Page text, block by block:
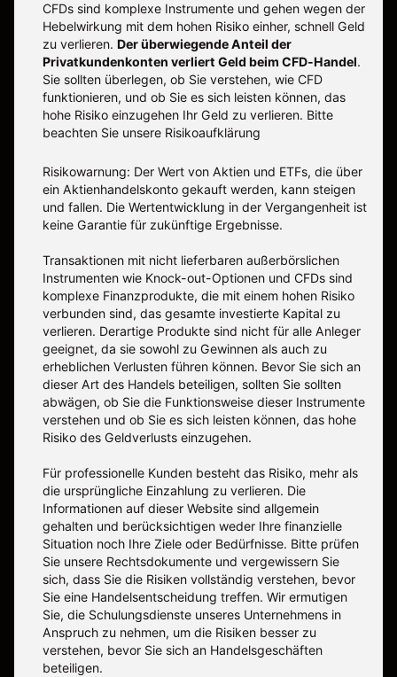
CFDs sind komplexe Instrumente und gehen wegen der
Hebelwirkung mit dem hohen Risiko einher, schnell Geld
zu verlieren. Der überwiegende Anteil der
Privatkundenkonten verliert Geld beim CFD-Handel.
Sie sollten überlegen, ob Sie verstehen, wie CFD
funktionieren, und ob Sie es sich leisten können, das
hohe Risiko einzugehen Ihr Geld zu verlieren. Bitte
beachten Sie unsere Risikoaufklärung
Risikowarnung: Der Wert von Aktien und ETFs, die über
ein Aktienhandelskonto gekauft werden, kann steigen
und fallen. Die Wertentwicklung in der Vergangenheit ist
keine Garantie für zukünftige Ergebnisse.
Transaktionen mit nicht lieferbaren außerbörslichen
Instrumenten wie Knock-out-Optionen und CFDs sind
komplexe Finanzprodukte, die mit einem hohen Risiko
verbunden sind, das gesamte investierte Kapital zu
verlieren. Derartige Produkte sind nicht für alle Anleger
geeignet, da sie sowohl zu Gewinnen als auch zu
erheblichen Verlusten führen können. Bevor Sie sich an
dieser Art des Handels beteiligen, sollten Sie sollten
abwägen, ob Sie die Funktionsweise dieser Instrumente
verstehen und ob Sie es sich leisten können, das hohe
Risiko des Geldverlusts einzugehen.
Für professionelle Kunden besteht das Risiko, mehr als
die ursprüngliche Einzahlung zu verlieren. Die
Informationen auf dieser Website sind allgemein
gehalten und berücksichtigen weder Ihre finanzielle
Situation noch Ihre Ziele oder Bedürfnisse. Bitte prüfen
Sie unsere Rechtsdokumente und vergewissern Sie
sich, dass Sie die Risiken vollständig verstehen, bevor
Sie eine Handelsentscheidung treffen. Wir ermutigen
Sie, die Schulungsdienste unseres Unternehmens in
Anspruch zu nehmen, um die Risiken besser zu
verstehen, bevor Sie sich an Handelsgeschäften
beteiligen.